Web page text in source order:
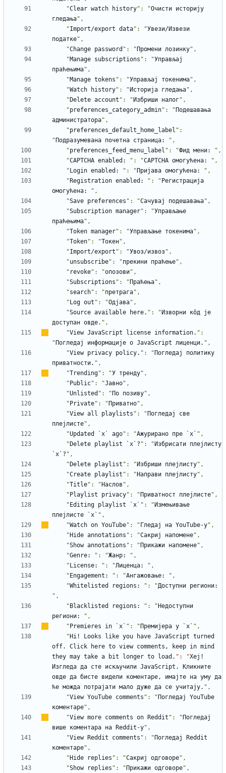
    "
Clear watch history": "Очисти историју
гледања
    "
Import/export data": "Увези/Извези
податке
    "
Change password ": " Промени лозинку
    "
Manage subscriptions ": "Управљај
праћењима
    "
Manage tokens ": "Управљај токенима
    "
Watch history": " Историја гледања
    "
Delete account ": " Избриши налог
    "
preferences_category_admin": " Подешавања
администратора
    "
preferences_default_home_label ":
" Подразумевана почетна страница:
    "
preferences_feed_menu_label ": "Фид мени:
    "
CAPTCHA enabled : ": "CAPTCHA омогућена:
    "
Login enabled : ": " Пријава омогућена:
    "
Registration enabled : ": " Регистрација
омогућена:
    "
Save preferences ": "Сачувај подешавања
    "
Subscription manager": "Управљање
праћењима
    "
Token manager": "Управљање токенима
    "
Token": "Токен
    "
Import/export ": "Увоз/извоз
    "
unsubscribe": "прекини праћење
    "
revoke": "опозови
    "
Subscriptions ": " Праћења
    "
search": "претрага
    "
Log out ": "Одјава
    "
Source available here. ": " Изворни кôд је
доступан овде.
    "
View JavaScript license information. ":
" Погледај информације о JavaScript лиценци.
    "
View privacy policy. ": " Погледај
политику
приватности.
    "
Trending": "У тренду
    "
Public": "Јавно
    "
Unlisted ": " По позиву
    "
Private": " Приватно
    "
View all playlists ": " Погледај
све
плејлисте
    "
Updated `x` ago": "Ажурирано пре `x`
    "
Delete playlist `x`? ": " Избрисати плејлисту
`x`?
    "
Delete playlist ": " Избриши плејлисту
    "
Create playlist ": " Направи плејлисту
    "
Title": " Наслов
    "
Playlist privacy": " Приватност плејлисте
    "
Editing playlist `x` ": " Измењивање
плејлисте
`x`
    "
Watch on YouTube": " Гледај на YouTube-у
    "
Hide annotations ": "Сакриј напомене
    "
Show annotations ": " Прикажи напомене
    "
Genre: ": "Жанр:
    "
License: ": "Лиценца:
    "
Engagement : ": "Ангажовање:
    "
Whitelisted regions : ": "Доступни региони:
    "
Blacklisted regions : ": " Недоступни
региони:
    "
Premieres in `x` ": " Премијера у `x`
    "
Hi! Looks like you have JavaScript turned
off.
Click here to view comments , keep in mind
they may take a bit longer to load. ": "Хеј!
Изгледа да сте искључили JavaScript.
Кликните
овде да бисте видели коментаре, имајте на уму да
ће можда потрајати мало дуже да се учитају.
    "
View YouTube comments ": " Погледај
YouTube
коментаре
    "
View more comments on Reddit ": " Погледај
више коментара на Reddit-у
    "
View Reddit comments ": " Погледај
Reddit
коментаре
    "
Hide replies ": "Сакриј одговоре
    "
Show replies ": " Прикажи одговоре